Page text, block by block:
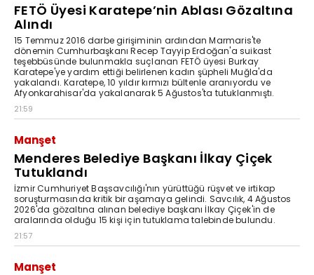
FETÖ Üyesi Karatepe’nin Ablası Gözaltına
Alındı
15 Temmuz 2016 darbe girişiminin ardından Marmaris'te
dönemin Cumhurbaşkanı Recep Tayyip Erdoğan'a suikast
teşebbüsünde bulunmakla suçlanan FETÖ üyesi Burkay
Karatepe'ye yardım ettiği belirlenen kadın şüpheli Muğla'da
yakalandı. Karatepe, 10 yıldır kırmızı bültenle aranıyordu ve
Afyonkarahisar'da yakalanarak 5 Ağustos'ta tutuklanmıştı.
21:59
Manşet
Menderes Belediye Başkanı İlkay Çiçek
Tutuklandı
İzmir Cumhuriyet Başsavcılığı'nın yürüttüğü rüşvet ve irtikap
soruşturmasında kritik bir aşamaya gelindi. Savcılık, 4 Ağustos
2026'da gözaltına alınan belediye başkanı İlkay Çiçek'in de
aralarında olduğu 15 kişi için tutuklama talebinde bulundu.
21:57
Manşet